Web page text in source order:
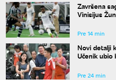
Završena
Vinisijus
Pre 14 min
Novi detalji
Učenik ubio
Pre 24 min